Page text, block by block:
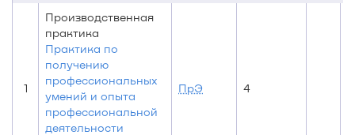
1
Производственная
практика
Практика по
получению
профессиональных
умений и опыта
профессиональной
деятельности
ПрЭ 4